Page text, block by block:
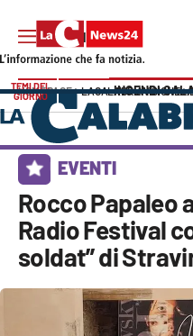
SEZIONI
Cronaca
Politica
Economia e lavoro
Vai
TEMI DEL
GIORNO
INCENDI
HOME PAGE LACALABRIAVISIONE
EVENTI
Rocco Papaleo
Radio Festival
soldat” di